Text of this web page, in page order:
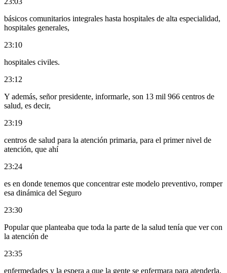
básicos comunitarios integrales hasta hospitales de alta especialidad,
hospitales generales,
23:10
hospitales civiles.
23:12
Y además, señor presidente, informarle, son 13 mil 966 centros de
salud, es decir,
23:19
centros de salud para la atención primaria, para el primer nivel de
atención, que ahí
23:24
es en donde tenemos que concentrar este modelo preventivo, romper
esa dinámica del Seguro
23:30
Popular que planteaba que toda la parte de la salud tenía que ver con
la atención de
23:35
enfermedades y la espera a que la gente se enfermara para atenderla,